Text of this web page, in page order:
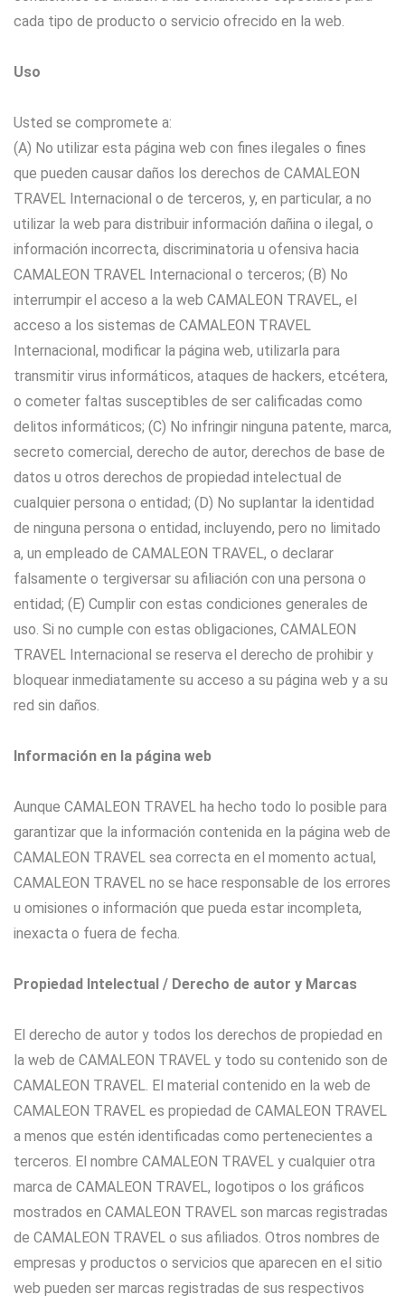
cada tipo de producto o servicio ofrecido en la web.
Uso
Usted se compromete a:
(A) No utilizar esta página web con fines ilegales o fines
que pueden causar daños los derechos de CAMALEON
TRAVEL Internacional o de terceros, y, en particular, a no
utilizar la web para distribuir información dañina o ilegal, o
información incorrecta, discriminatoria u ofensiva hacia
CAMALEON TRAVEL Internacional o terceros; (B) No
interrumpir el acceso a la web CAMALEON TRAVEL, el
acceso a los sistemas de CAMALEON TRAVEL
Internacional, modificar la página web, utilizarla para
transmitir virus informáticos, ataques de hackers, etcétera,
o cometer faltas susceptibles de ser calificadas como
delitos informáticos; (C) No infringir ninguna patente, marca,
secreto comercial, derecho de autor, derechos de base de
datos u otros derechos de propiedad intelectual de
cualquier persona o entidad; (D) No suplantar la identidad
de ninguna persona o entidad, incluyendo, pero no limitado
a, un empleado de CAMALEON TRAVEL, o declarar
falsamente o tergiversar su afiliación con una persona o
entidad; (E) Cumplir con estas condiciones generales de
uso. Si no cumple con estas obligaciones, CAMALEON
TRAVEL Internacional se reserva el derecho de prohibir y
bloquear inmediatamente su acceso a su página web y a su
red sin daños.
Información en la página web
Aunque CAMALEON TRAVEL ha hecho todo lo posible para
garantizar que la información contenida en la página web de
CAMALEON TRAVEL sea correcta en el momento actual,
CAMALEON TRAVEL no se hace responsable de los errores
u omisiones o información que pueda estar incompleta,
inexacta o fuera de fecha.
Propiedad Intelectual / Derecho de autor y Marcas
El derecho de autor y todos los derechos de propiedad en
la web de CAMALEON TRAVEL y todo su contenido son de
CAMALEON TRAVEL. El material contenido en la web de
CAMALEON TRAVEL es propiedad de CAMALEON TRAVEL
a menos que estén identificadas como pertenecientes a
terceros. El nombre CAMALEON TRAVEL y cualquier otra
marca de CAMALEON TRAVEL, logotipos o los gráficos
mostrados en CAMALEON TRAVEL son marcas registradas
de CAMALEON TRAVEL o sus afiliados. Otros nombres de
empresas y productos o servicios que aparecen en el sitio
web pueden ser marcas registradas de sus respectivos